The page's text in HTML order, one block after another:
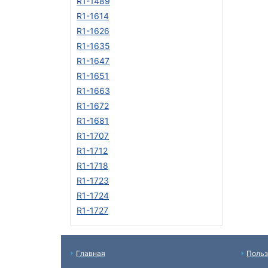
R1-1614
R1-1626
R1-1635
R1-1647
R1-1651
R1-1663
R1-1672
R1-1681
R1-1707
R1-1712
R1-1718
R1-1723
R1-1724
R1-1727
Главная